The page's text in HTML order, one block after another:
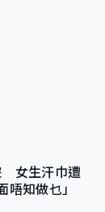
女生汗巾遭
知做乜」